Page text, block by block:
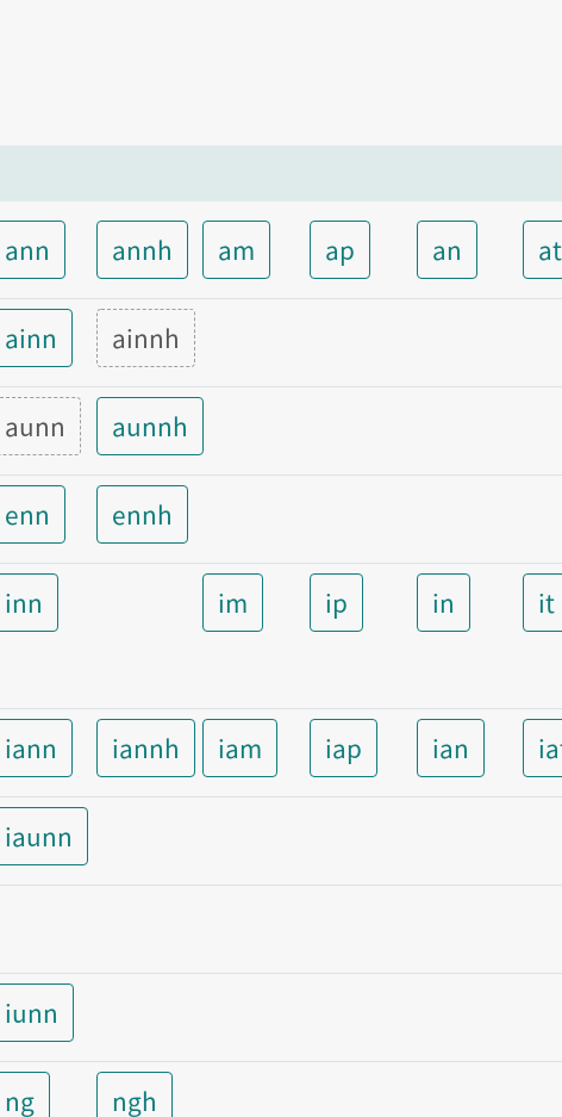
ann annh am ap an at
ainn ainnh
aunn aunnh
enn ennh
inn im ip in it
iann iannh iam iap ian
iaunn
iunn
ng ngh